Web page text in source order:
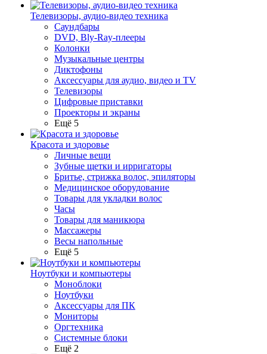
Телевизоры, аудио-видео техника
Саундбары
DVD, Bly-Ray-плееры
Колонки
Музыкальные центры
Диктофоны
Аксессуары для аудио, видео и TV
Телевизоры
Цифровые приставки
Проекторы и экраны
Ещё 5
Красота и здоровье
Личные вещи
Зубные щетки и ирригаторы
Бритье, стрижка волос, эпиляторы
Медицинское оборудование
Товары для укладки волос
Часы
Товары для маникюра
Массажеры
Весы напольные
Ещё 5
Ноутбуки и компьютеры
Моноблоки
Ноутбуки
Аксессуары для ПК
Мониторы
Оргтехника
Системные блоки
Ещё 2